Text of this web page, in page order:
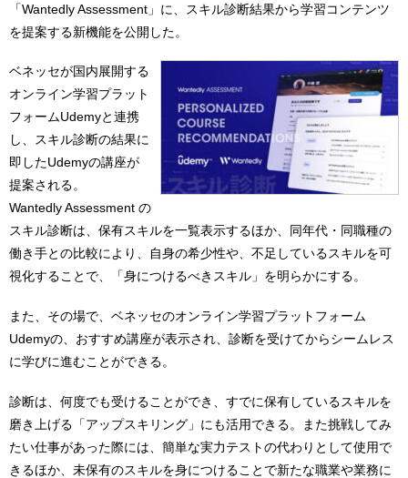
「Wantedly Assessment」に、スキル診断結果から学習コンテンツ
を提案する新機能を公開した。
ベネッセが国内展開する
オンライン学習プラット
フォームUdemyと連携
し、スキル診断の結果に
即したUdemyの講座が
提案される。
Wantedly Assessment の
スキル診断は、保有スキルを⼀覧表⽰するほか、同年代・同職種の
働き⼿との⽐較により、⾃⾝の希少性や、不⾜しているスキルを可
視化することで、「⾝につけるべきスキル」を明らかにする。
また、その場で、ベネッセのオンライン学習プラットフォーム
Udemyの、おすすめ講座が表⽰され、診断を受けてからシームレス
に学びに進むことができる。
診断は、何度でも受けることができ、すでに保有しているスキルを
磨き上げる「アップスキリング」にも活⽤できる。また挑戦してみ
たい仕事があった際には、簡単な実⼒テストの代わりとして使⽤で
きるほか、未保有のスキルを⾝につけることで新たな職業や業務に